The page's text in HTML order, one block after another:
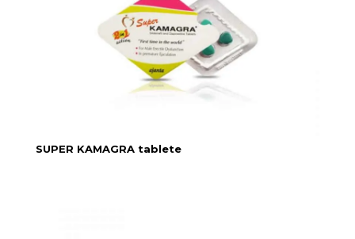
SUPER KAMAGRA tablete